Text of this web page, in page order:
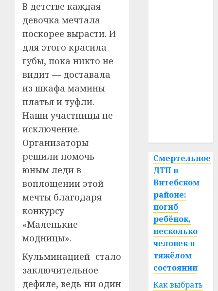
В детстве каждая
девочка мечтала
поскорее вырасти. И
для этого красила
губы, пока никто не
видит — доставала
из шкафа мамины
платья и туфли.
Наши участницы не
исключение.
Организаторы
решили помочь
юным леди в
воплощении этой
мечты благодаря
конкурсу
«Маленькие
модницы».
Кульминацией стало
заключительное
дефиле, ведь ни один
Смертельное
ДТП в
Витебском
районе:
погиб
ребёнок,
несколько
человек в
тяжёлом
состоянии
Как выбрать